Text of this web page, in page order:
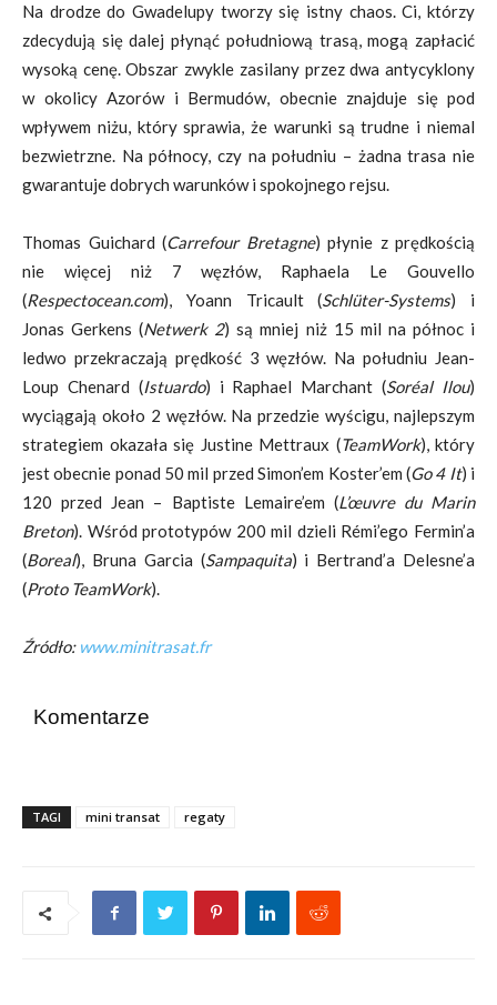
Na drodze do Gwadelupy tworzy się istny chaos. Ci, którzy
zdecydują się dalej płynąć południową trasą, mogą zapłacić
wysoką cenę. Obszar zwykle zasilany przez dwa antycyklony
w okolicy Azorów i Bermudów, obecnie znajduje się pod
wpływem niżu, który sprawia, że warunki są trudne i niemal
bezwietrzne. Na północy, czy na południu – żadna trasa nie
gwarantuje dobrych warunków i spokojnego rejsu.
Thomas Guichard (Carrefour Bretagne) płynie z prędkością
nie więcej niż 7 węzłów, Raphaela Le Gouvello
(Respectocean.com), Yoann Tricault (Schlüter-Systems) i
Jonas Gerkens (Netwerk 2) są mniej niż 15 mil na północ i
ledwo przekraczają prędkość 3 węzłów. Na południu Jean-
Loup Chenard (Istuardo) i Raphael Marchant (Soréal Ilou)
wyciągają około 2 węzłów. Na przedzie wyścigu, najlepszym
strategiem okazała się Justine Mettraux (TeamWork), który
jest obecnie ponad 50 mil przed Simon’em Koster’em (Go 4 It) i
120 przed Jean – Baptiste Lemaire’em (L’œuvre du Marin
Breton). Wśród prototypów 200 mil dzieli Rémi’ego Fermin’a
(Boreal), Bruna Garcia (Sampaquita) i Bertrand’a Delesne’a
(Proto TeamWork).
Źródło: www.minitrasat.fr
Komentarze
TAGI mini transat regaty